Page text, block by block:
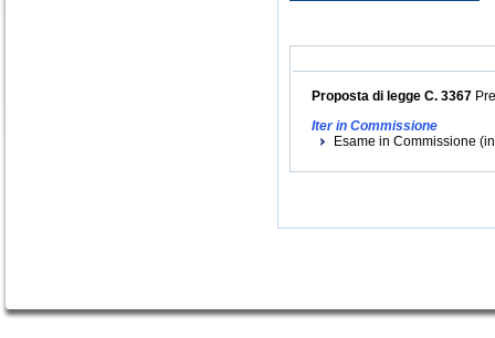
Proposta di legge C. 3367
Iter in Commissione
Esame in Commissione